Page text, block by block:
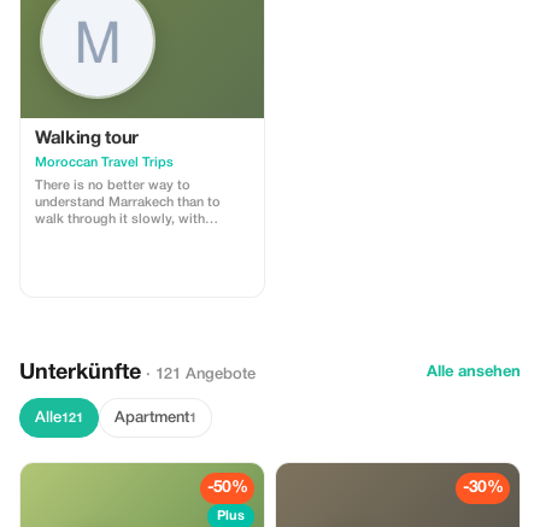
inklusive!
Walking tour
Moroccan Travel Trips
There is no better way to
understand Marrakech than to
walk through it slowly, with
Unterkünfte · 121 Angebote Alle ansehen
Alle121 Apartment1
-50%
Plus
-30%